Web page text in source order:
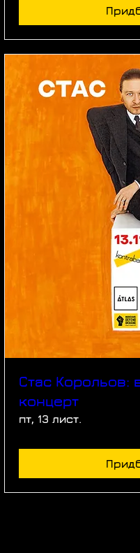
Стас Корольов:
концерт
пт, 13 лист.